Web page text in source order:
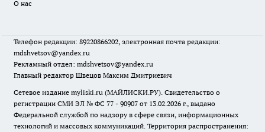
О нас
Телефон редакции: 89220866202, электронная почта редакции:
mdshvetsov@yandex.ru
Рекламный отдел: mdshvetsov@yandex.ru
Главный редактор Швецов Максим Дмитриевич
Сетевое издание myliski.ru (МАЙЛИСКИ.РУ). Свидетельство о
регистрации СМИ ЭЛ № ФС 77 - 90907 от 13.02.2026 г., выдано
Федеральной службой по надзору в сфере связи, информационных
технологий и массовых коммуникаций. Территория распространения: